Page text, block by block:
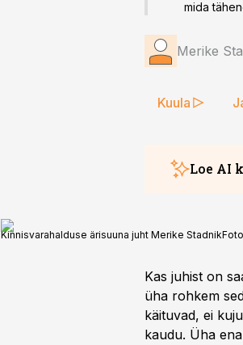
mida
Merike
Kuula
Loe AI
Kinnisvarahalduse ärisuuna juht Merike Stadnik
Kas juhist on
üha rohkem
käituvad, ei
kaudu. Üha